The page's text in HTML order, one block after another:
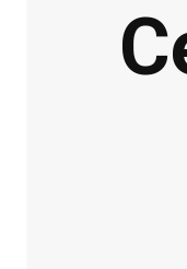
Certificado de Imputaciones: cómo